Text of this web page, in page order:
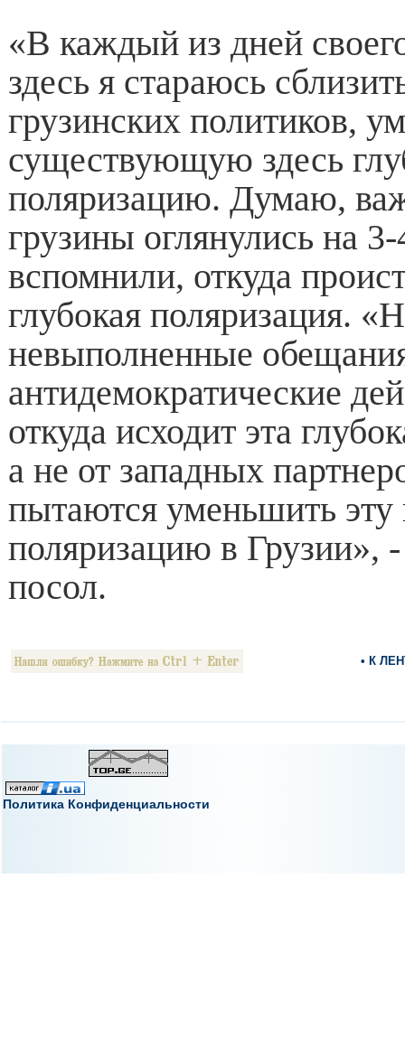
«В каждый из дней
здесь я стараюсь
грузинских политиков,
существующую здесь
поляризацию. Думаю,
грузины оглянулись на
вспомнили, откуда
глубокая поляризация.
невыполненные
антидемократические
откуда исходит эта
а не от западных
пытаются уменьшить эту
поляризацию в Грузии»,
посол.
• К
Политика Конфиденциальности